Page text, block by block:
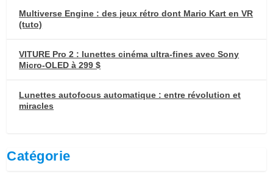
Multiverse Engine : des jeux rétro dont Mario Kart en VR
(tuto)
VITURE Pro 2 : lunettes cinéma ultra-fines avec Sony
Micro-OLED à 299 $
Lunettes autofocus automatique : entre révolution et
miracles
Catégorie